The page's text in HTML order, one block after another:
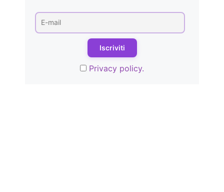
Privacy policy.